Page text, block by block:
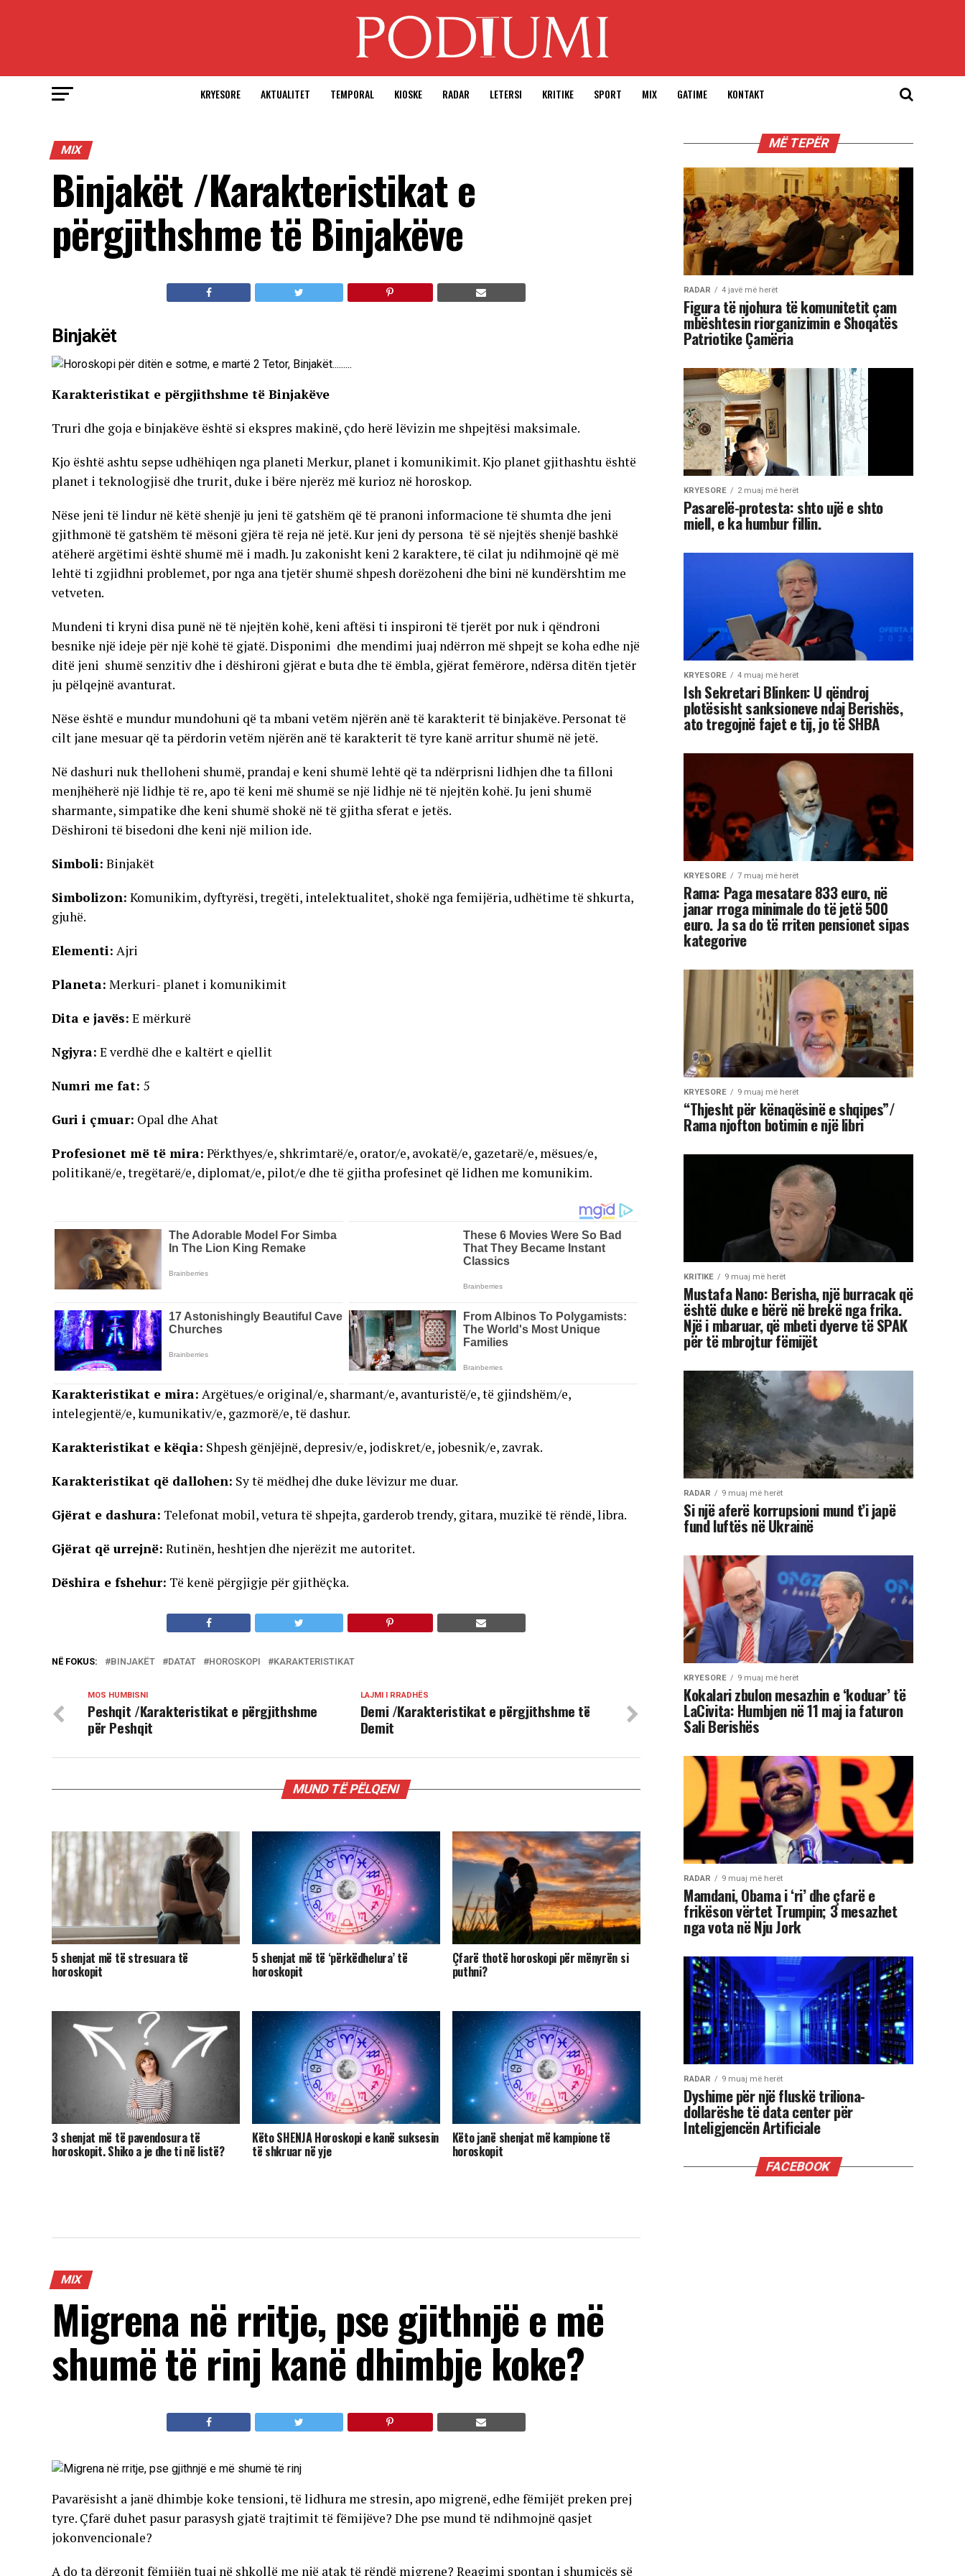
KRYESORE AKTUALITET TEMPORAL KIOSKE RADAR LETERSI KRITIKE SPORT MIX GATIME KONTAKT
MIX
Binjakët /Karakteristikat e
përgjithshme të Binjakëve
Binjakët
Karakteristikat e përgjithshme të Binjakëve
Truri dhe goja e binjakëve është si ekspres makinë, çdo herë lëvizin me shpejtësi maksimale.
Kjo është ashtu sepse udhëhiqen nga planeti Merkur, planet i komunikimit. Kjo planet gjithashtu është
planet i teknologjisë dhe trurit, duke i bëre njerëz më kurioz në horoskop.
Nëse jeni të lindur në këtë shenjë ju jeni të gatshëm që të pranoni informacione të shumta dhe jeni
gjithmonë të gatshëm të mësoni gjëra të reja në jetë. Kur jeni dy persona të së njejtës shenjë bashkë
atëherë argëtimi është shumë më i madh. Ju zakonisht keni 2 karaktere, të cilat ju ndihmojnë që më
lehtë ti zgjidhni problemet, por nga ana tjetër shumë shpesh dorëzoheni dhe bini në kundërshtim me
vetveten.
Mundeni ti kryni disa punë në të njejtën kohë, keni aftësi ti inspironi të tjerët por nuk i qëndroni
besnike një ideje për një kohë të gjatë. Disponimi dhe mendimi juaj ndërron më shpejt se koha edhe një
ditë jeni shumë senzitiv dhe i dëshironi gjërat e buta dhe të ëmbla, gjërat femërore, ndërsa ditën tjetër
ju pëlqejnë avanturat.
Nëse është e mundur mundohuni që ta mbani vetëm njërën anë të karakterit të binjakëve. Personat të
cilt jane mesuar që ta përdorin vetëm njërën anë të karakterit të tyre kanë arritur shumë në jetë.
Në dashuri nuk thelloheni shumë, prandaj e keni shumë lehtë që ta ndërprisni lidhjen dhe ta filloni
menjhëherë një lidhje të re, apo të keni më shumë se një lidhje në të njejtën kohë. Ju jeni shumë
sharmante, simpatike dhe keni shumë shokë në të gjitha sferat e jetës.
Dëshironi të bisedoni dhe keni një milion ide.
Simboli: Binjakët
Simbolizon: Komunikim, dyftyrësi, tregëti, intelektualitet, shokë nga femijëria, udhëtime të shkurta,
gjuhë.
Elementi: Ajri
Planeta: Merkuri- planet i komunikimit
Dita e javës: E mërkurë
Ngjyra: E verdhë dhe e kaltërt e qiellit
Numri me fat: 5
Guri i çmuar: Opal dhe Ahat
Profesionet më të mira: Përkthyes/e, shkrimtarë/e, orator/e, avokatë/e, gazetarë/e, mësues/e,
politikanë/e, tregëtarë/e, diplomat/e, pilot/e dhe të gjitha profesinet që lidhen me komunikim.
Karakteristikat e mira: Argëtues/e original/e, sharmant/e, avanturistë/e, të gjindshëm/e,
intelegjentë/e, kumunikativ/e, gazmorë/e, të dashur.
Karakteristikat e këqia: Shpesh gënjëjnë, depresiv/e, jodiskret/e, jobesnik/e, zavrak.
Karakteristikat që dallohen: Sy të mëdhej dhe duke lëvizur me duar.
Gjërat e dashura: Telefonat mobil, vetura të shpejta, garderob trendy, gitara, muzikë të rëndë, libra.
Gjërat që urrejnë: Rutinën, heshtjen dhe njerëzit me autoritet.
Dëshira e fshehur: Të kenë përgjigje për gjithëçka.
NË FOKUS: BINJAKËT DATAT HOROSKOPI KARAKTERISTIKAT
LAJMI I RRADHËS
Demi /Karakteristikat e përgjithshme të
Demit
MOS HUMBISNI
Peshqit /Karakteristikat e përgjithshme
për Peshqit
MUND TË PËLQENI
5 shenjat më të stresuara të
horoskopit
5 shenjat më të ‘përkëdhelura’ të
horoskopit
Çfarë thotë horoskopi për mënyrën si
puthni?
3 shenjat më të pavendosura të
horoskopit. Shiko a je dhe ti në listë?
Këto SHENJA Horoskopi e kanë suksesin
të shkruar në yje
Këto janë shenjat më kampione të
horoskopit
MIX
Migrena në rritje, pse gjithnjë e më
shumë të rinj kanë dhimbje koke?
Pavarësisht a janë dhimbje koke tensioni, të lidhura me stresin, apo migrenë, edhe fëmijët preken prej
tyre. Çfarë duhet pasur parasysh gjatë trajtimit të fëmijëve? Dhe pse mund të ndihmojnë qasjet
jokonvencionale?
A do ta dërgonit fëmijën tuaj në shkollë me një atak të rëndë migrene? Reagimi spontan i shumicës së
MË TEPËR
RADAR 4 javë më herët
Figura të njohura të komunitetit çam
mbështesin riorganizimin e Shoqatës
Patriotike Çamëria
KRYESORE 2 muaj më herët
Pasarelë-protesta: shto ujë e shto
miell, e ka humbur fillin.
KRYESORE 4 muaj më herët
Ish Sekretari Blinken: U qëndroj
plotësisht sanksioneve ndaj Berishës,
ato tregojnë fajet e tij, jo të SHBA
KRYESORE 7 muaj më herët
Rama: Paga mesatare 833 euro, në
janar rroga minimale do të jetë 500
euro. Ja sa do të rriten pensionet sipas
kategorive
KRYESORE 9 muaj më herët
“Thjesht për kënaqësinë e shqipes”/
Rama njofton botimin e një libri
KRITIKE 9 muaj më herët
Mustafa Nano: Berisha, një burracak që
është duke e bërë në brekë nga frika.
Një i mbaruar, që mbeti dyerve të SPAK
për të mbrojtur fëmijët
RADAR 9 muaj më herët
Si një aferë korrupsioni mund t’i japë
fund luftës në Ukrainë
KRYESORE 9 muaj më herët
Kokalari zbulon mesazhin e ‘koduar’ të
LaCivita: Humbjen në 11 maj ia faturon
Sali Berishës
RADAR 9 muaj më herët
Mamdani, Obama i ‘ri’ dhe çfarë e
frikëson vërtet Trumpin; 3 mesazhet
nga vota në Nju Jork
RADAR 9 muaj më herët
Dyshime për një fluskë triliona-
dollarëshe të data center për
Inteligjencën Artificiale
FACEBOOK